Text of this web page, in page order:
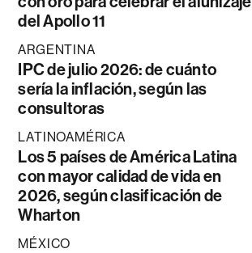
del Apollo 11
ARGENTINA
IPC de julio 2026: de cuánto
sería la inflación, según las
consultoras
LATINOAMÉRICA
Los 5 países de América Latina
con mayor calidad de vida en
2026, según clasificación de
Wharton
MÉXICO